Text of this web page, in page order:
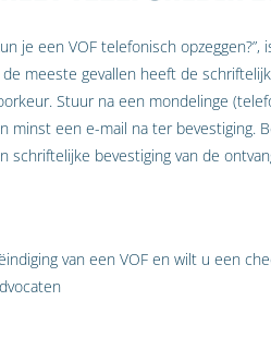
je een VOF telefonisch
meeste gevallen heeft de
Stuur na een mondelinge
minst een e-mail na ter bevestiging.
schriftelijke bevestiging van de
van een VOF en wilt u een